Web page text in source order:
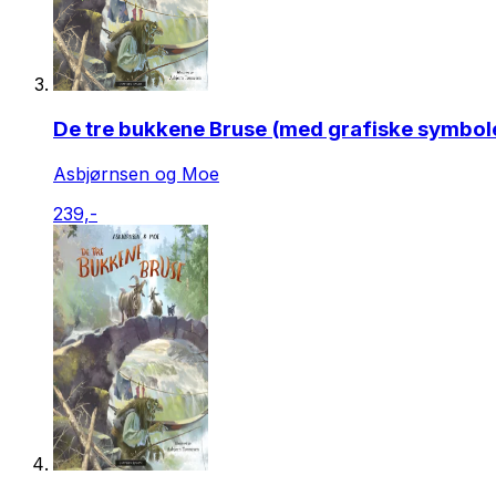
De tre bukkene Bruse (med grafiske
Asbjørnsen og Moe
239,-